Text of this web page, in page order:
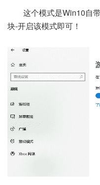
这个模式是Win10自
块-开启该模式即可！